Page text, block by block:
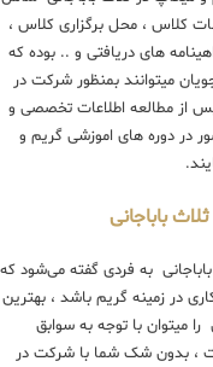
کلاس ، محل برگزاری کلاس ،
های دریافتی و .. بوده که
میتوانند بمنظور شرکت در
از مطالعه اطلاعات تخصصی و
دوره های اموزشی گریم و
باباجانی
به فردی گفته می‌شود که
کاری در زمینه گریم باشد ، بهترین
میتوان با توجه به سوابق
، بدون شک شما با شرکت در